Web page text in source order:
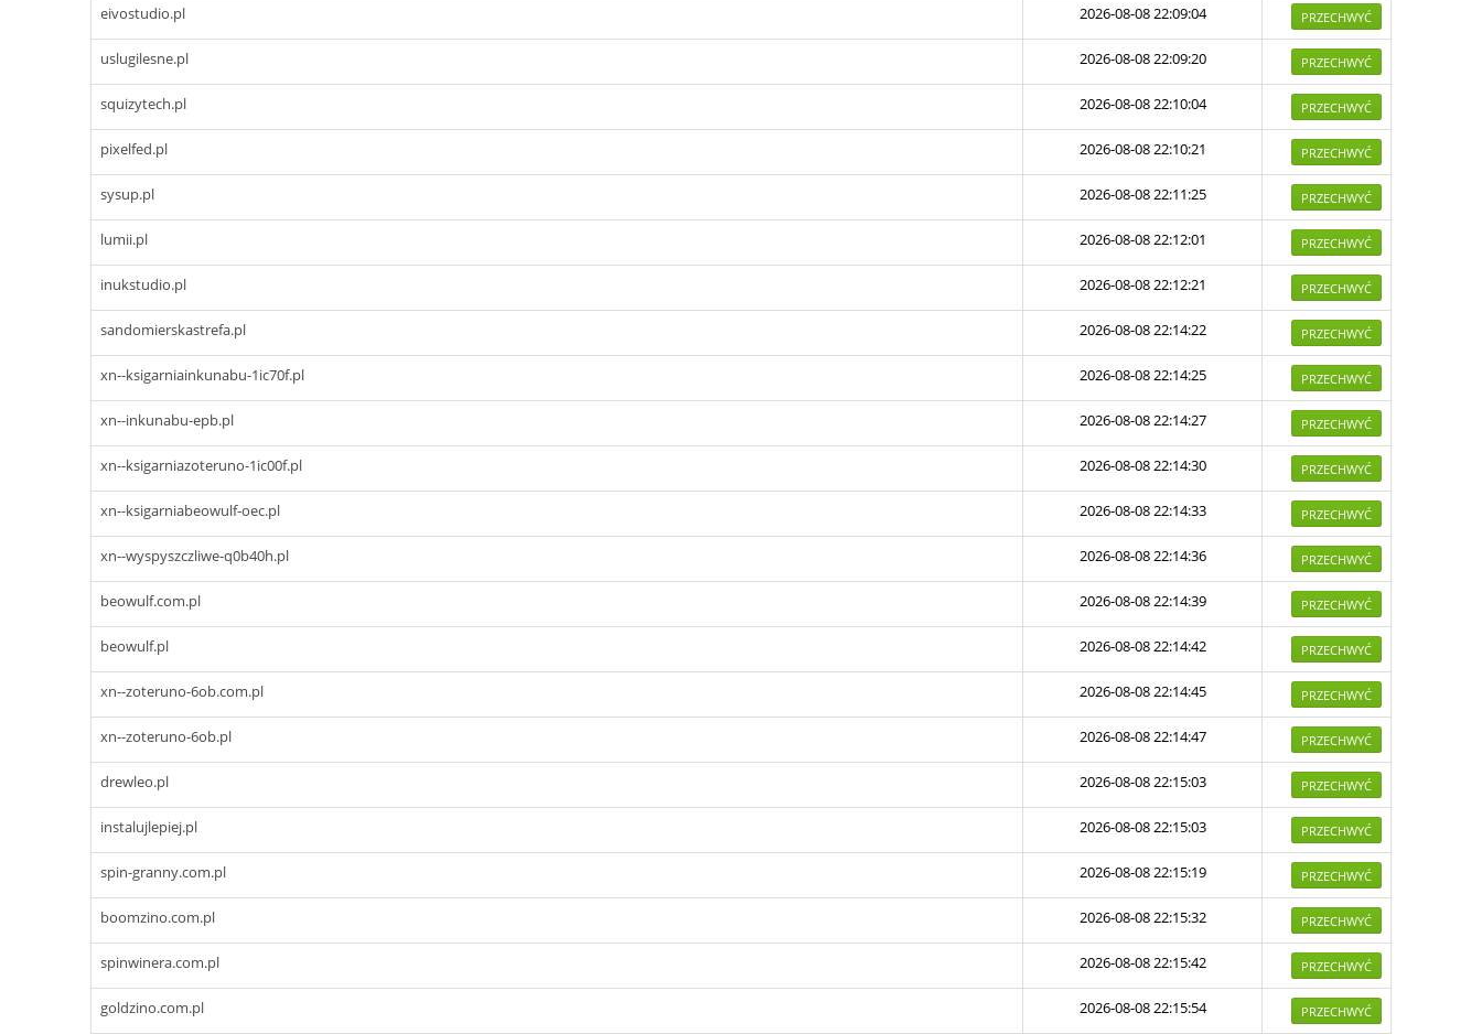
eivostudio.pl 2026-08-08 22:09:04 PRZECHWYĆ
uslugilesne.pl 2026-08-08 22:09:20 PRZECHWYĆ
squizytech.pl 2026-08-08 22:10:04 PRZECHWYĆ
pixelfed.pl 2026-08-08 22:10:21 PRZECHWYĆ
sysup.pl 2026-08-08 22:11:25 PRZECHWYĆ
lumii.pl 2026-08-08 22:12:01 PRZECHWYĆ
inukstudio.pl 2026-08-08 22:12:21 PRZECHWYĆ
sandomierskastrefa.pl 2026-08-08 22:14:22 PRZECHWYĆ
xn--ksigarniainkunabu-1ic70f.pl 2026-08-08 22:14:25 PRZECHWYĆ
xn--inkunabu-epb.pl 2026-08-08 22:14:27 PRZECHWYĆ
xn--ksigarniazoteruno-1ic00f.pl 2026-08-08 22:14:30 PRZECHWYĆ
xn--ksigarniabeowulf-oec.pl 2026-08-08 22:14:33 PRZECHWYĆ
xn--wyspyszczliwe-q0b40h.pl 2026-08-08 22:14:36 PRZECHWYĆ
beowulf.com.pl 2026-08-08 22:14:39 PRZECHWYĆ
beowulf.pl 2026-08-08 22:14:42 PRZECHWYĆ
xn--zoteruno-6ob.com.pl 2026-08-08 22:14:45 PRZECHWYĆ
xn--zoteruno-6ob.pl 2026-08-08 22:14:47 PRZECHWYĆ
drewleo.pl 2026-08-08 22:15:03 PRZECHWYĆ
instalujlepiej.pl 2026-08-08 22:15:03 PRZECHWYĆ
spin-granny.com.pl 2026-08-08 22:15:19 PRZECHWYĆ
boomzino.com.pl 2026-08-08 22:15:32 PRZECHWYĆ
spinwinera.com.pl 2026-08-08 22:15:42 PRZECHWYĆ
goldzino.com.pl 2026-08-08 22:15:54 PRZECHWYĆ